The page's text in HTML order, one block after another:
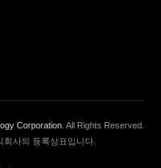
Corporation . All Rights Reserved.
사의 등록상표입니다.